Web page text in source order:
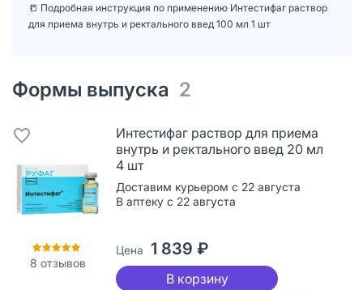
📒 Подробная инструкция по применению Интестифаг раствор
для приема внутрь и ректального введ 100 мл 1 шт
Формы выпуска 2
8 отзывов
Интестифаг раствор для приема
внутрь и ректального введ 20 мл
4 шт
Доставим курьером с 22 августа
В аптеку с 22 августа
Цена 1 839 ₽
В корзину